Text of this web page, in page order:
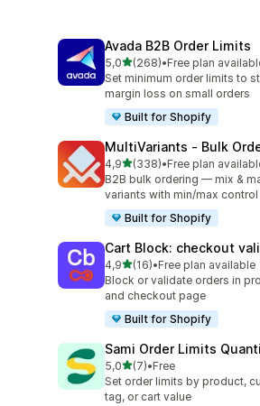
Avada B2B Order Limits
5,0na 5 gwiazdek
(268)
Łączna liczba recenzji: 268
•Free plan
Set minimum order limits to
margin loss on small orders
Built for Shopify
MultiVariants ‑ Bulk
4,9na 5 gwiazdek
(338)
Łączna liczba recenzji: 338
•Free plan
B2B bulk ordering — mix &
variants with min/max control
Built for Shopify
Cart Block: checkout
4,9na 5 gwiazdek
(16)
Łączna liczba recenzji: 16
•Free plan available
Block or validate orders in
and checkout page
Built for Shopify
Sami Order Limits
5,0na 5 gwiazdek
(7)
Łączna liczba recenzji: 7
•Free
Set order limits by product,
tag, or cart value